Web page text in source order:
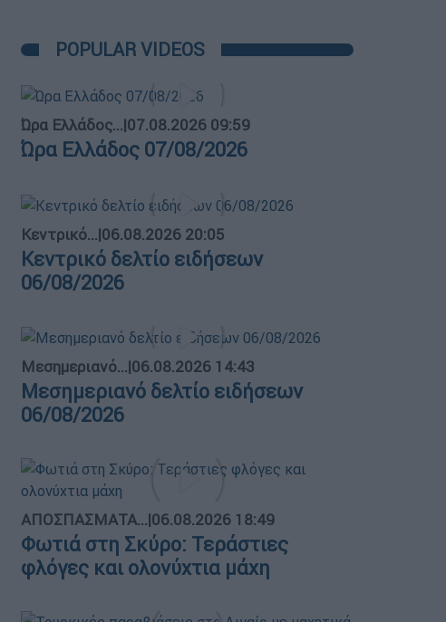
POPULAR VIDEOS
Ώρα Ελλάδος...|07.08.2026 09:59
Ώρα Ελλάδος 07/08/2026
Κεντρικό...|06.08.2026 20:05
Κεντρικό δελτίο ειδήσεων
06/08/2026
Μεσημεριανό...|06.08.2026 14:43
Μεσημεριανό δελτίο ειδήσεων
06/08/2026
ΑΠΟΣΠΑΣΜΑΤΑ...|06.08.2026 18:49
Φωτιά στη Σκύρο: Τεράστιες
φλόγες και ολονύχτια μάχη